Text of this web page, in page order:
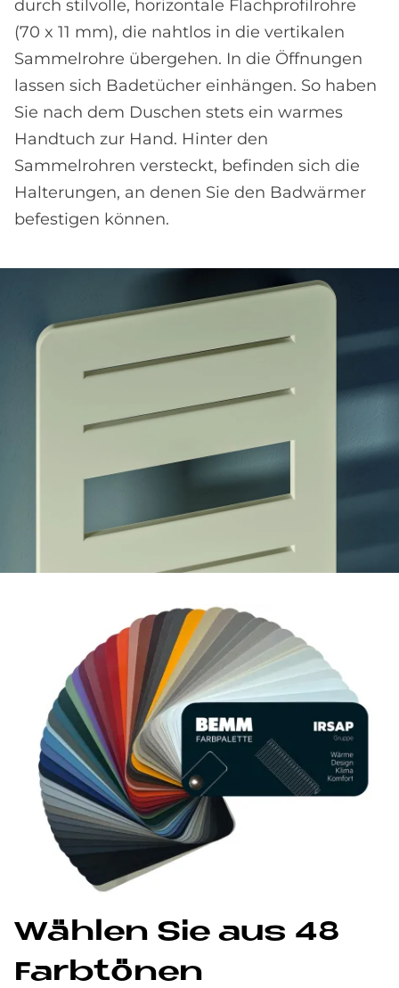
durch stilvolle, horizontale Flachprofilrohre
(70 x 11 mm), die nahtlos in die vertikalen
Sammelrohre übergehen. In die Öffnungen
lassen sich Badetücher einhängen. So haben
Sie nach dem Duschen stets ein warmes
Handtuch zur Hand. Hinter den
Sammelrohren versteckt, befinden sich die
Halterungen, an denen Sie den Badwärmer
befestigen können.
Wäh­len Sie aus 48
Farb­tö­nen